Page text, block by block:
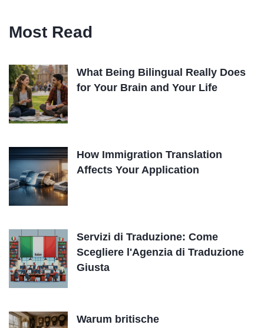
Most Read
What Being Bilingual Really Does
for Your Brain and Your Life
How Immigration Translation
Affects Your Application
Servizi di Traduzione: Come
Scegliere l'Agenzia di Traduzione
Giusta
Warum britische